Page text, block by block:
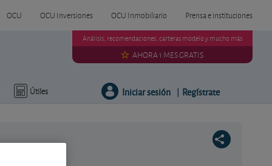
OCU OCU Inversiones OCU Inmobiliario Prensa e instituciones
Útiles
Análisis, recomendaciones, carteras modelo y mucho más
AHORA 1 MES GRATIS
Iniciar sesión | Regístrate